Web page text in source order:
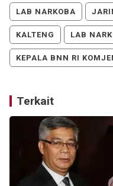
LAB NARKOBA
KALTENG LAB
KEPALA BNN RI
Terkait